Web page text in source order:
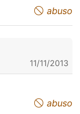
abuso
11/11/2013
abuso